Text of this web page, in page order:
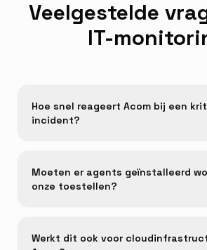
Veelgestelde
IT-
Hoe snel reageert Acom bij een
incident?
Moeten er agents geïnstalleerd
onze toestellen?
Werkt dit ook voor